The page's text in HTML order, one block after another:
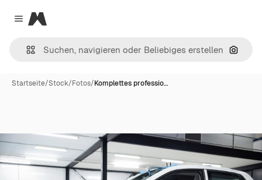
Close menu
Magnific
Nach
Startseite/Stock/Fotos/Komplettes professio…